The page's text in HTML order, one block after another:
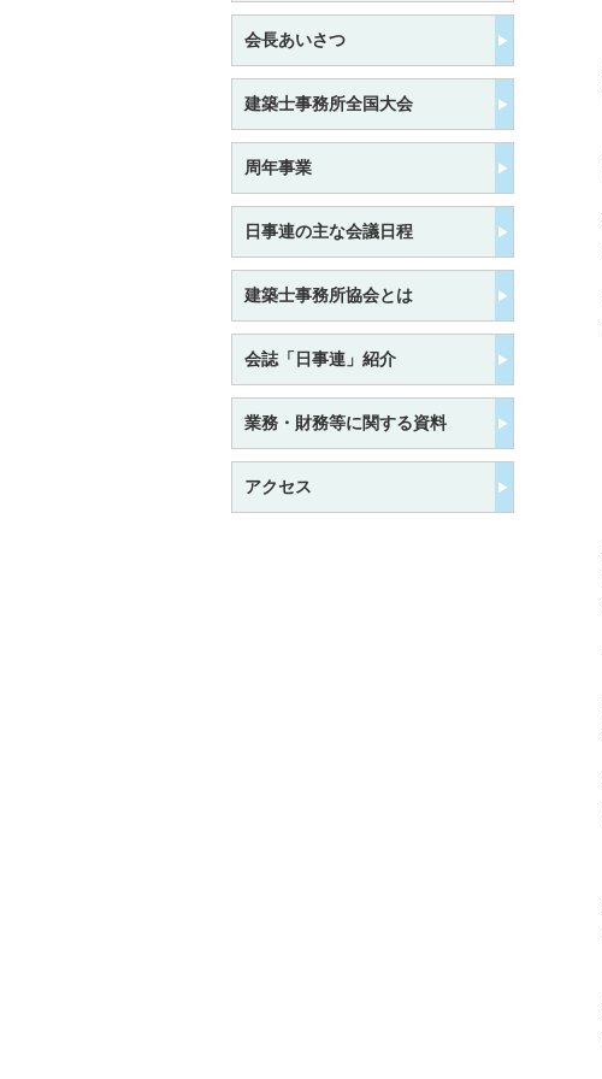
会長あいさつ
建築士事務所全国大会
周年事業
日事連の主な会議日程
建築士事務所協会とは
会誌「日事連」紹介
業務・財務等に関する資料
アクセス